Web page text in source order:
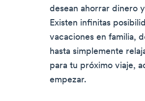
desean ahorrar dinero
Existen infinitas
vacaciones en familia,
hasta simplemente
para tu próximo viaje,
empezar.